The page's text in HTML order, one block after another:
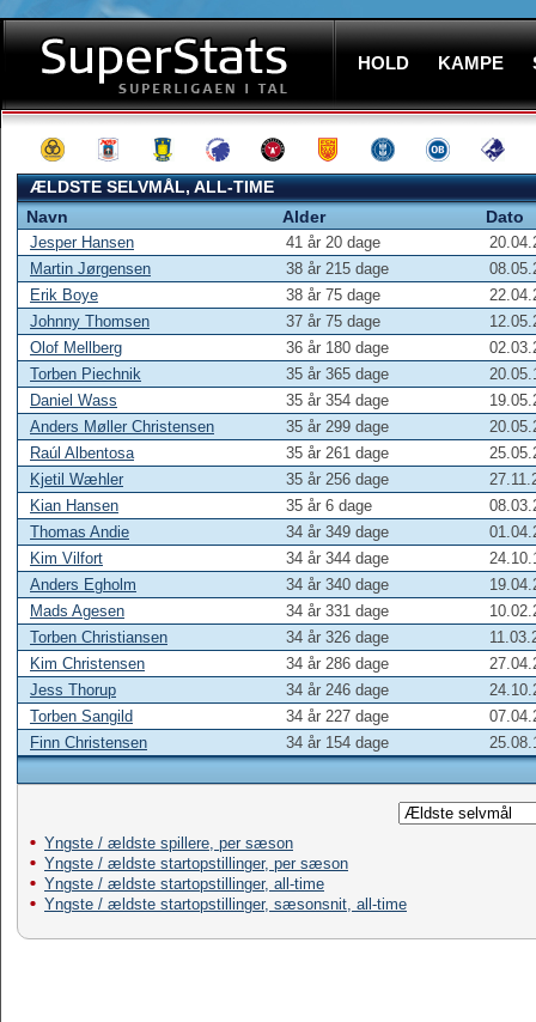
HOLD KAMPE
ÆLDSTE SELVMÅL, ALL-TIME
Navn
Alder Dato
Jesper Hansen 41 år 20 dage
Martin Jørgensen
38 år 215 dage
Erik Boye
38 år 75 dage
Johnny Thomsen
37 år 75 dage
Olof Mellberg
36 år 180 dage
Torben Piechnik
35 år 365 dage
Daniel Wass
35 år 354 dage
Anders Møller Christensen
35 år 299 dage
Raúl Albentosa
35 år 261 dage
Kjetil Wæhler
35 år 256 dage
Kian Hansen
35 år 6 dage
Thomas Andie
34 år 349 dage
Kim Vilfort
34 år 344 dage
Anders Egholm
34 år 340 dage
Mads Agesen
34 år 331 dage
Torben Christiansen
34 år 326 dage
Kim Christensen
34 år 286 dage
Jess Thorup
34 år 246 dage
Torben Sangild
34 år 227 dage
Finn Christensen
34 år 154 dage
Yngste / ældste spillere, per sæson
Yngste / ældste startopstillinger, per sæson
Yngste / ældste startopstillinger, all-time
Yngste / ældste startopstillinger, sæsonsnit, all-time